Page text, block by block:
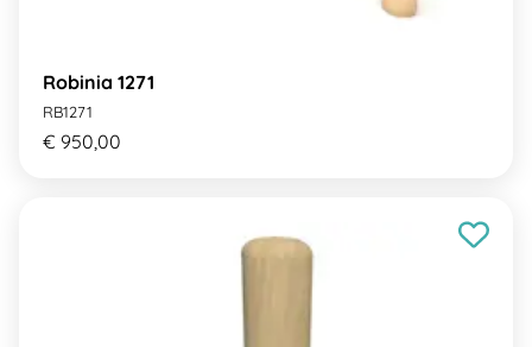
Robinia 1271
RB1271
€ 950,00